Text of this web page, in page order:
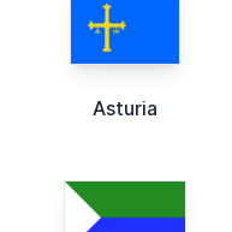
Asturia